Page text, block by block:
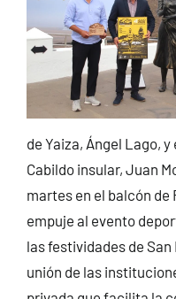
de Yaiza, Ángel Lago,
Cabildo insular, Juan
martes en el balcón de
empuje al evento
las festividades de
unión de las